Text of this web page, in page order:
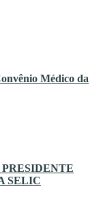
Médico da
SELIC